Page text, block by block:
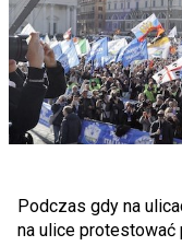
Podczas gdy na
na ulice protestować